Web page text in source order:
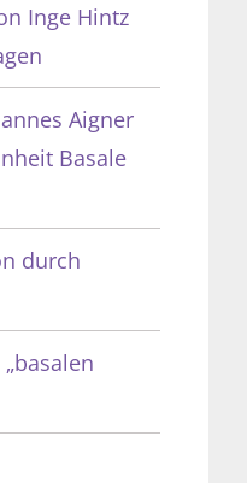
Inge Hintz
Aigner
Basale
durch